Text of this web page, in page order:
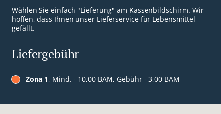
Wählen Sie einfach "Lieferung" am Kassenbildschirm. Wir
hoffen, dass Ihnen unser Lieferservice für Lebensmittel
gefällt.
Liefergebühr
Zona 1, Mind. - 10,00 BAM, Gebühr - 3,00 BAM